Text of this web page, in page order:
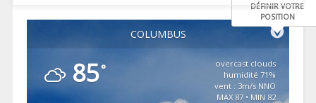
COLUMBUS
DÉFINIR VOTRE
POSITION
85°
overcast clouds
71% humidité
vent : 3m/s NNO
MAX 87 • MIN 82